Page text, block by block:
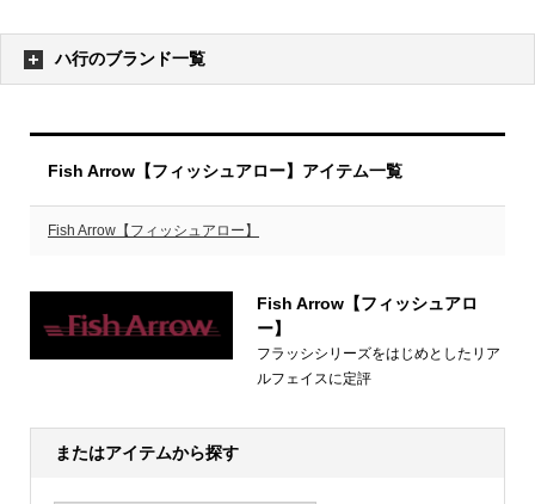
ハ行のブランド一覧
Fish Arrow【フィッシュアロー】アイテム一覧
Fish Arrow【フィッシュアロー】
Fish Arrow【フィッシュアロ
ー】
フラッシシリーズをはじめとしたリア
ルフェイスに定評
またはアイテムから探す